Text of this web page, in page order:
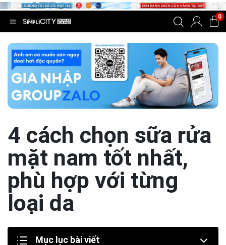
0
4 cách chọn sữa rửa
mặt nam tốt nhất,
phù hợp với từng
loại da
Mục lục bài viết